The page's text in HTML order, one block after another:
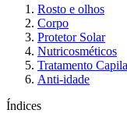
Rosto e olhos
Corpo
Protetor Solar
Nutricosméticos
Tratamento
Anti-idade
Índices